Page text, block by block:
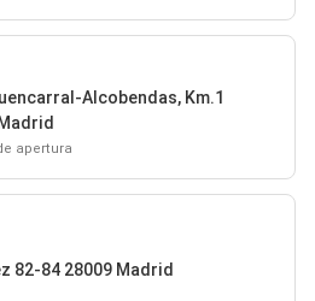
Alcobendas, Km.1
apertura
82-84 28009 Madrid